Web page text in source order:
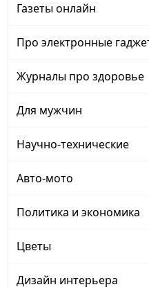
Газеты онлайн
Про электронные
Журналы про здоровье
Для мужчин
Научно-технические
Авто-мото
Политика и экономика
Цветы
Дизайн интерьера